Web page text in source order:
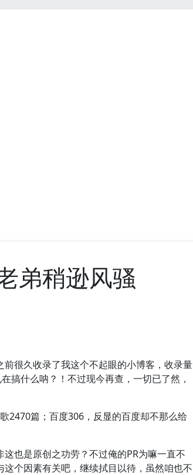
弟稍逊风骚
前很久收录了我这个不起眼的小博客，收录量
搞什么呐？！不过现今再查，一切已了然，
2470篇；百度306，反显的百度却不那么给
也是原创之功劳？不过俺的PR为嘛一直不
个因素有关吧，继续拭目以待，虽然咱也不